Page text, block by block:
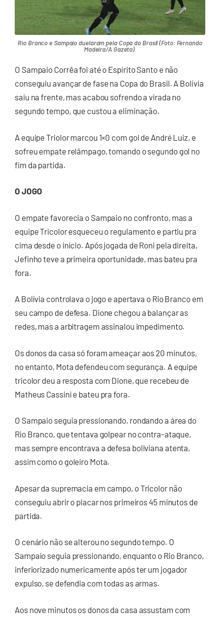
Rio Branco e Sampaio duelaram pela Copa do Brasil (Foto: Fernando
Madeira/A Gazeta)
O Sampaio Corrêa foi até o Espírito Santo e não
conseguiu avançar de fase na Copa do Brasil. A Bolívia
saiu na frente, mas acabou sofrendo a virada no
segundo tempo, que custou a eliminação.
A equipe Triolor marcou 1×0 com gol de André Luiz, e
sofreu empate relâmpago, tomando o segundo gol no
fim da partida.
O JOGO
O empate favorecia o Sampaio no confronto, mas a
equipe Tricolor esqueceu o regulamento e partiu pra
cima desde o início. Após jogada de Roni pela direita,
Jefinho teve a primeira oportunidade, mas bateu pra
fora.
A Bolívia controlava o jogo e apertava o Rio Branco em
seu campo de defesa. Dione chegou a balançar as
redes, mas a arbitragem assinalou impedimento.
Os donos da casa só foram ameaçar aos 20 minutos,
no entanto, Mota defendeu com segurança. A equipe
tricolor deu a resposta com Dione, que recebeu de
Matheus Cassini e bateu pra fora.
O Sampaio seguia pressionando, rondando a área do
Rio Branco, que tentava golpear no contra-ataque,
mas sempre encontrava a defesa boliviana atenta,
assim como o goleiro Mota.
Apesar da supremacia em campo, o Tricolor não
conseguiu abrir o placar nos primeiros 45 minutos de
partida.
O cenário não se alterou no segundo tempo. O
Sampaio seguia pressionando, enquanto o Rio Branco,
inferiorizado numericamente após ter um jogador
expulso, se defendia com todas as armas.
Aos nove minutos os donos da casa assustam com